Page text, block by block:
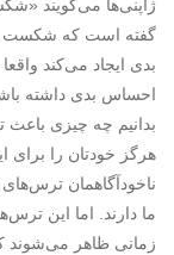
ژاپنی‌ها می‌گویند
گفته است که شکست
بدی ایجاد می‌کند
احساس بدی داشته
بدانیم چه چیزی
هرگز خودتان را برای
ناخودآگاهمان
ما دارند. اما این
زمانی ظاهر می‌شوند